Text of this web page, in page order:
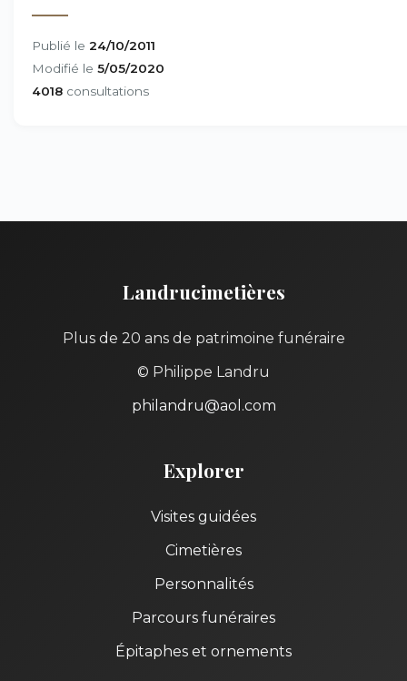
Publié le 24/10/2011
Modifié le 5/05/2020
4018 consultations
Landrucimetières
Plus de 20 ans de patrimoine funéraire
© Philippe Landru
philandru@aol.com
Explorer
Visites guidées
Cimetières
Personnalités
Parcours funéraires
Épitaphes et ornements